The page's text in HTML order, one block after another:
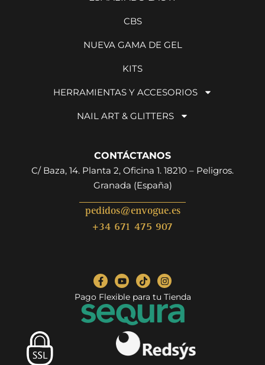
CBS
NUEVA GAMA DE GEL
KITS
HERRAMIENTAS Y ACCESORIOS
NAIL ART & GLITTERS
CONTÁCTANOS
C/ Baza, 14. Planta 2, Oficina 1. 18210 – Peligros.
Granada (España)
pedidos@envogue.es
+34 671 475 907
Pago Flexible para tu Tienda